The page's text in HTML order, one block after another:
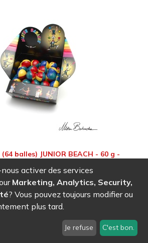
balles) JUNIOR BEACH - 60 g -
activer des services
Marketing, Analytics, Security,
? Vous pouvez toujours modifier ou
plus tard.
Je refuse C'est bon.